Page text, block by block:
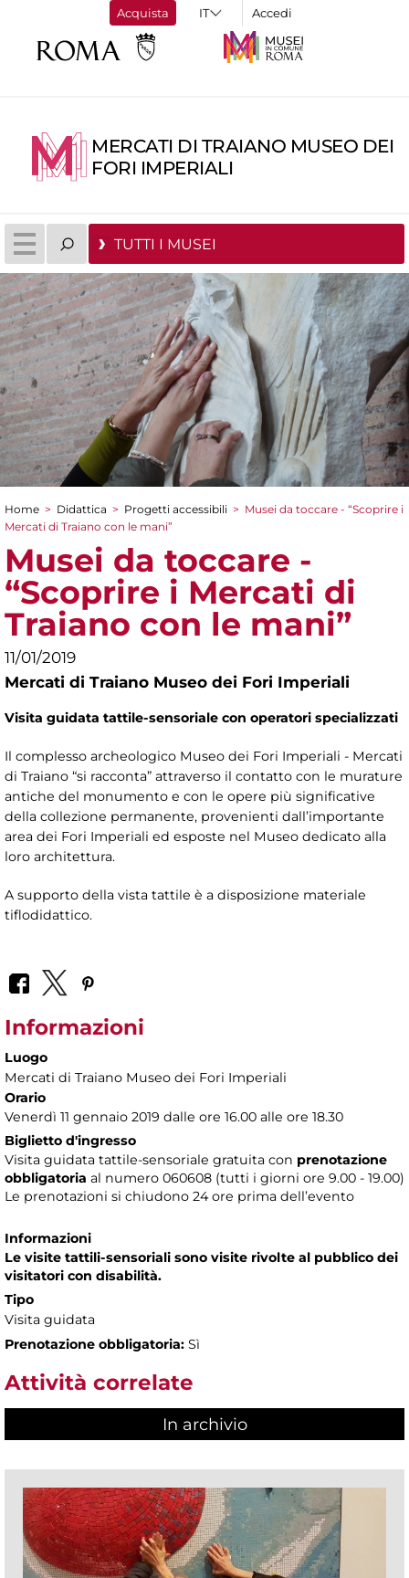
Acquista Accedi
MERCATI DI TRAIANO MUSEO DEI
FORI IMPERIALI
TUTTI I MUSEI
Tu sei qui
Home > Didattica > Progetti accessibili > Musei da toccare - “Scoprire i
Mercati di Traiano con le mani”
Musei da toccare -
“Scoprire i Mercati di
Traiano con le mani”
11/01/2019
Mercati di Traiano Museo dei Fori Imperiali
Visita guidata tattile-sensoriale con operatori specializzati
Il complesso archeologico Museo dei Fori Imperiali - Mercati
di Traiano “si racconta” attraverso il contatto con le murature
antiche del monumento e con le opere più significative
della collezione permanente, provenienti dall’importante
area dei Fori Imperiali ed esposte nel Museo dedicato alla
loro architettura.
A supporto della vista tattile è a disposizione materiale
tiflodidattico.
Informazioni
Luogo
Mercati di Traiano Museo dei Fori Imperiali
Orario
Venerdì 11 gennaio 2019 dalle ore 16.00 alle ore 18.30
Biglietto d'ingresso
Visita guidata tattile-sensoriale gratuita con prenotazione
obbligatoria al numero 060608 (tutti i giorni ore 9.00 - 19.00)
Le prenotazioni si chiudono 24 ore prima dell’evento
Informazioni
Le visite tattili-sensoriali sono visite rivolte al pubblico dei
visitatori con disabilità.
Tipo
Visita guidata
Prenotazione obbligatoria: Sì
Attività correlate
In archivio